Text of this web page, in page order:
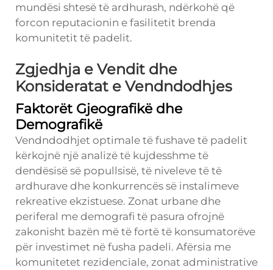
mundësi shtesë të ardhurash, ndërkohë që
forcon reputacionin e fasilitetit brenda
komunitetit të padelit.
Zgjedhja e Vendit dhe
Konsideratat e Vendndodhjes
Faktorët Gjeografikë dhe
Demografikë
Vendndodhjet optimale të fushave të padelit
kërkojnë një analizë të kujdesshme të
dendësisë së popullsisë, të niveleve të të
ardhurave dhe konkurrencës së instalimeve
rekreative ekzistuese. Zonat urbane dhe
periferal me demografi të pasura ofrojnë
zakonisht bazën më të fortë të konsumatorëve
për investimet në fusha padeli. Afërsia me
komunitetet rezidenciale, zonat administrative